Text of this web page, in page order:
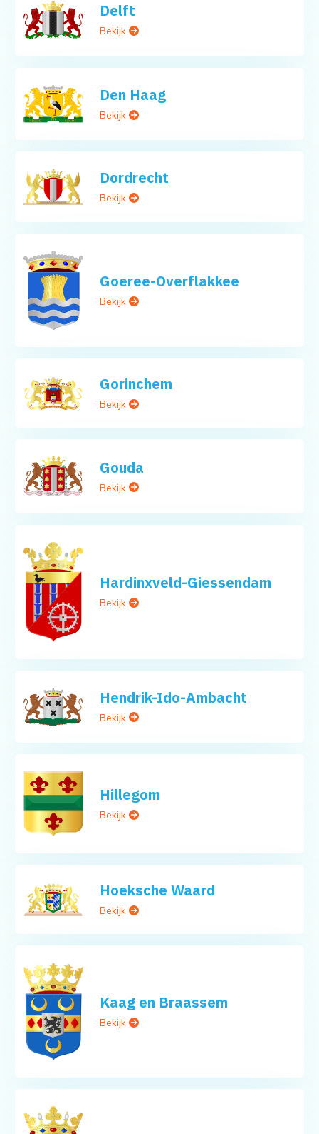
Delft
Bekijk
Den Haag
Bekijk
Dordrecht
Bekijk
Goeree-Overflakkee
Bekijk
Gorinchem
Bekijk
Gouda
Bekijk
Hardinxveld-Giessendam
Bekijk
Hendrik-Ido-Ambacht
Bekijk
Hillegom
Bekijk
Hoeksche Waard
Bekijk
Kaag en Braassem
Bekijk